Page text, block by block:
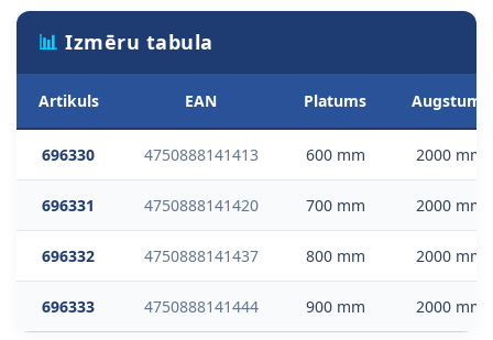
📊 Izmēru tabula
Artikuls EAN Platums Augstums
696330 4750888141413 600 mm 2000 mm
696331 4750888141420 700 mm 2000 mm
696332 4750888141437 800 mm 2000 mm
696333 4750888141444 900 mm 2000 mm